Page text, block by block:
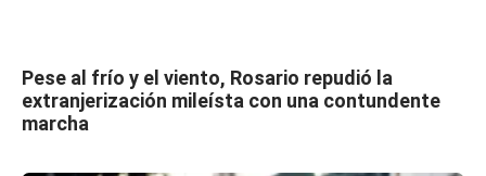
Pese al frío y el viento, Rosario repudió la
extranjerización mileísta con una contundente
marcha